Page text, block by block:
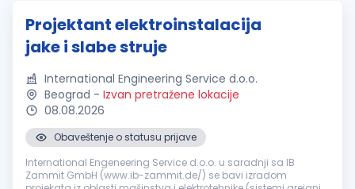
Projektant elektroinstalacija
jake i slabe struje
International Engineering Service d.o.o.
Beograd - Izvan pretražene lokacije
08.08.2026
Obaveštenje o statusu prijave
International Engeneering Service d.o.o. u saradnji sa IB
Zammit GmbH (www.ib-zammit.de/) se bavi izradom